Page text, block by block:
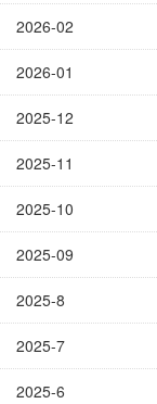
2026-02
2026-01
2025-12
2025-11
2025-10
2025-09
2025-8
2025-7
2025-6